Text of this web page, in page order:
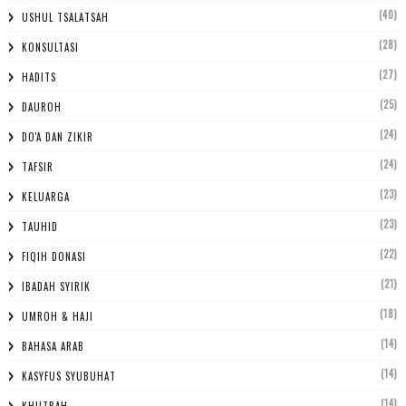
USHUL TSALATSAH (40)
KONSULTASI (28)
HADITS (27)
DAUROH (25)
DO'A DAN ZIKIR (24)
TAFSIR (24)
KELUARGA (23)
TAUHID (23)
FIQIH DONASI (22)
IBADAH SYIRIK (21)
UMROH & HAJI (18)
BAHASA ARAB (14)
KASYFUS SYUBUHAT (14)